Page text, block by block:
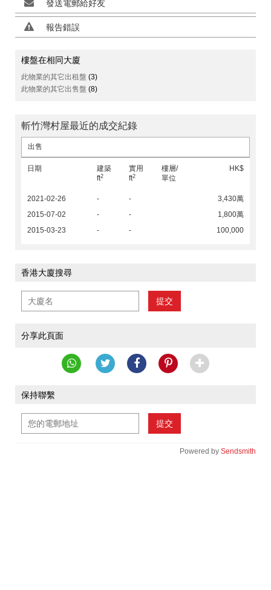
發送電郵給好友
報告錯誤
樓盤在相同大廈
此物業的其它出租盤 (3)
此物業的其它出售盤 (8)
斬竹灣村屋最近的成交紀錄
出售
日期
建築
ft2
實用
ft2
樓層/
單位
HK$
2021-02-26 - -
3,430萬
2015-07-02
- -
1,800萬
2015-03-23
- - 100,000
香港大廈搜尋
提交
分享此頁面
保持聯繫
提交
Powered by Sendsmith